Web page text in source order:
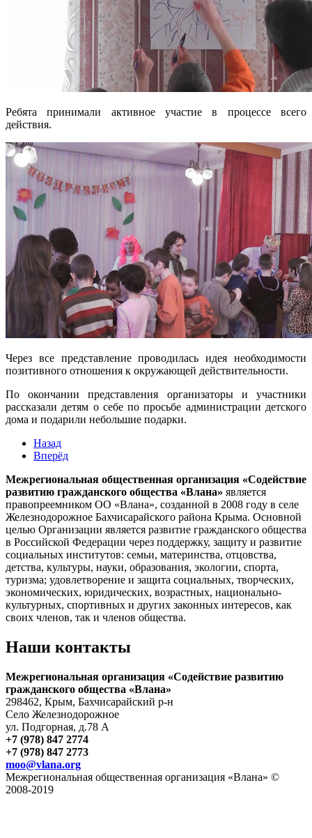
Ребята принимали активное участие в процессе всего
действия.
Через все представление проводилась идея необходимости
позитивного отношения к окружающей действительности.
По окончании представления организаторы и участники
рассказали детям о себе по просьбе администрации детского
дома и подарили небольшие подарки.
Назад
Вперёд
Межрегиональная общественная организация «Содействие
развитию гражданского общества «Влана» является
правопреемником ОО «Влана», созданной в 2008 году в селе
Железнодорожное Бахчисарайского района Крыма. Основной
целью Организации является развитие гражданского общества
в Российской Федерации через поддержку, защиту и развитие
социальных институтов: семьи, материнства, отцовства,
детства, культуры, науки, образования, экологии, спорта,
туризма; удовлетворение и защита социальных, творческих,
экономических, юридических, возрастных, национально-
культурных, спортивных и других законных интересов, как
своих членов, так и членов общества.
Наши контакты
Межрегиональная организация «Содействие развитию
гражданского общества «Влана»
298462, Крым, Бахчисарайский р-н
Село Железнодорожное
ул. Подгорная, д.78 А
+7 (978) 847 2774
+7 (978) 847 2773
moo@vlana.org
Межрегиональная общественная организация «Влана» ©
2008-2019